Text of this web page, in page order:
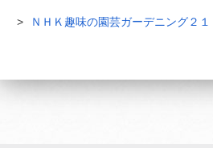
ＮＨＫ趣味の園芸ガーデニング２１